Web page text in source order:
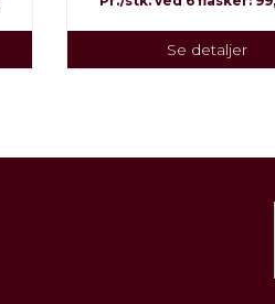
Se detaljer